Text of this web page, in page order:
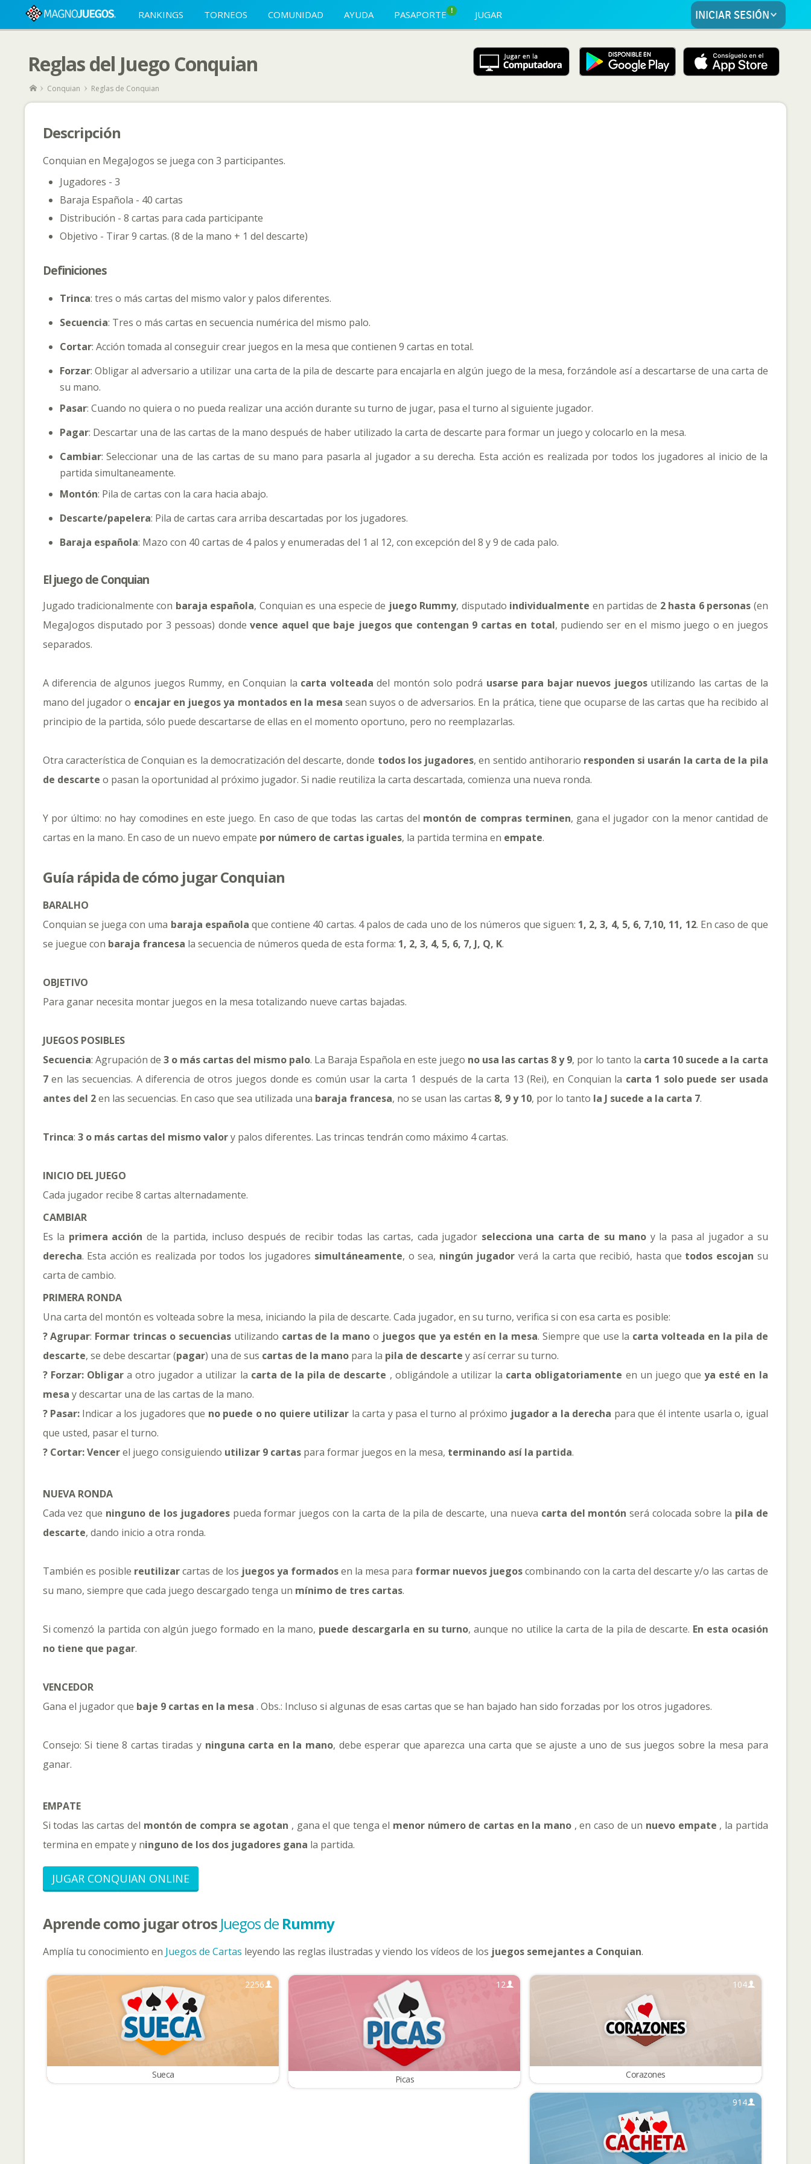
RANKINGS TORNEOS COMUNIDAD AYUDA PASAPORTE ! JUGAR INICIAR SESIÓN
Reglas del Juego Conquian
Conquian Reglas de Conquian
Descripción
Conquian en MegaJogos se juega con 3 participantes.
Jugadores - 3
Baraja Española - 40 cartas
Distribución - 8 cartas para cada participante
Objetivo - Tirar 9 cartas. (8 de la mano + 1 del descarte)
Definiciones
Trinca: tres o más cartas del mismo valor y palos diferentes.
Secuencia: Tres o más cartas en secuencia numérica del mismo palo.
Cortar: Acción tomada al conseguir crear juegos en la mesa que contienen 9 cartas en total.
Forzar: Obligar al adversario a utilizar una carta de la pila de descarte para encajarla en algún juego de la mesa, forzándole así a descartarse de una carta de
su mano.
Pasar: Cuando no quiera o no pueda realizar una acción durante su turno de jugar, pasa el turno al siguiente jugador.
Pagar: Descartar una de las cartas de la mano después de haber utilizado la carta de descarte para formar un juego y colocarlo en la mesa.
Cambiar: Seleccionar una de las cartas de su mano para pasarla al jugador a su derecha. Esta acción es realizada por todos los jugadores al inicio de la
partida simultaneamente.
Montón: Pila de cartas con la cara hacia abajo.
Descarte/papelera: Pila de cartas cara arriba descartadas por los jugadores.
Baraja española: Mazo con 40 cartas de 4 palos y enumeradas del 1 al 12, con excepción del 8 y 9 de cada palo.
El juego de Conquian
Jugado tradicionalmente con baraja española, Conquian es una especie de juego Rummy, disputado individualmente en partidas de 2 hasta 6 personas (en
MegaJogos disputado por 3 pessoas) dondevence aquel que baje juegos que contengan 9 cartas en total, pudiendo ser en el mismo juego o en juegos
separados.
A diferencia de algunos juegos Rummy, en Conquian la carta volteada del montón solo podrá usarse para bajar nuevos juegosutilizando las cartas de la
mano del jugador o encajar en juegos ya montados en la mesa sean suyos o de adversarios. En la prática, tiene que ocuparse de las cartas que ha recibido al
principio de la partida, sólo puede descartarse de ellas en el momento oportuno, pero no reemplazarlas.
Otra característica de Conquian es la democratización del descarte, donde todos los jugadores, en sentido antihorario responden si usarán la carta de la pila
de descarte o pasan la oportunidad al próximo jugador. Si nadie reutiliza la carta descartada, comienza una nueva ronda.
Y por último: no hay comodines en este juego. En caso de que todas las cartas del montón de compras terminen, gana el jugador con la menor cantidad de
cartas en la mano. En caso de un nuevo empate por número de cartas iguales, la partida termina en empate.
Guía rápida de cómo jugar Conquian
BARALHO
Conquian se juega con uma baraja española que contiene 40 cartas. 4 palos de cada uno de los números que siguen: 1, 2, 3, 4, 5, 6, 7,10, 11, 12. En caso de que
se juegue con baraja francesa la secuencia de números queda de esta forma: 1, 2, 3, 4, 5, 6, 7, J, Q, K.
OBJETIVO
Para ganar necesita montar juegos en la mesa totalizando nueve cartas bajadas.
JUEGOS POSIBLES
Secuencia: Agrupación de 3 o más cartas del mismo palo. La Baraja Española en este juego no usa las cartas 8 y 9, por lo tanto la carta 10 sucede a la carta
7en las secuencias. A diferencia de otros juegos donde es común usar la carta 1 después de la carta 13 (Rei), en Conquian la carta 1 solo puede ser usada
antes del 2en las secuencias. En caso que sea utilizada una baraja francesa, no se usan las cartas 8, 9 y 10, por lo tanto la J sucede a la carta 7.
Trinca: 3 o más cartas del mismo valory palos diferentes. Las trincas tendrán como máximo 4 cartas.
INICIO DEL JUEGO
Cada jugador recibe 8 cartas alternadamente.
CAMBIAR
Es la primera acción de la partida, incluso después de recibir todas las cartas, cada jugador selecciona una carta de su mano y la pasa al jugador a su
derecha. Esta acción es realizada por todos los jugadores simultáneamente, o sea, ningún jugador verá la carta que recibió, hasta que todos escojan su
carta de cambio.
PRIMERA RONDA
Una carta del montón es volteada sobre la mesa, iniciando la pila de descarte. Cada jugador, en su turno, verifica si con esa carta es posible:
? Agrupar: Formar trincas o secuenciasutilizando cartas de la mano o juegos que ya estén en la mesa. Siempre que use la carta volteada en la pila de
descarte, se debe descartar (pagar) una de sus cartas de la manopara la pila de descarte y así cerrar su turno.
? Forzar: Obligar a otro jugador a utilizar la carta de la pila de descarte , obligándole a utilizar la carta obligatoriamente en un juego queya esté en la
mesa y descartar una de las cartas de la mano.
? Pasar: Indicar a los jugadores que no puede o no quiere utilizar la carta y pasa el turno al próximo jugador a la derecha para que él intente usarla o, igual
que usted, pasar el turno.
? Cortar: Vencerel juego consiguiendo utilizar 9 cartas para formar juegos en la mesa, terminando así la partida.
NUEVA RONDA
Cada vez que ninguno de los jugadorespueda formar juegos con la carta de la pila de descarte, una nueva carta del montón será colocada sobre la pila de
descarte, dando inicio a otra ronda.
También es posible reutilizarcartas de los juegos ya formadosen la mesa para formar nuevos juegoscombinando con la carta del descarte y/o las cartas de
su mano, siempre que cada juego descargado tenga un mínimo de tres cartas.
Si comenzó la partida con algún juego formado en la mano, puede descargarla en su turno, aunque no utilice la carta de la pila de descarte. En esta ocasión
no tiene que pagar.
VENCEDOR
Gana el jugador que baje 9 cartas en la mesa . Obs.: Incluso si algunas de esas cartas que se han bajado han sido forzadas por los otros jugadores.
Consejo: Si tiene 8 cartas tiradas y ninguna carta en la mano, debe esperar que aparezca una carta que se ajuste a uno de sus juegos sobre la mesa para
ganar.
EMPATE
Si todas las cartas del montón de compra se agotan , gana el que tenga el menor número de cartas en la mano , en caso de un nuevo empate , la partida
termina en empate y ninguno de los dos jugadores gana la partida.
JUGAR CONQUIAN ONLINE
Aprende como jugar otros Juegos de Rummy
Amplía tu conocimiento en Juegos de Cartas leyendo las reglas ilustradas y viendo los vídeos de los juegos semejantes a Conquian.
2256
Sueca
12
Picas
104
Corazones
914